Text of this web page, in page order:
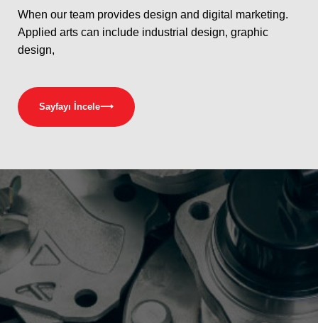
When our team provides design and digital marketing.
Applied arts can include industrial design, graphic
design,
Sayfayı İncele⟶